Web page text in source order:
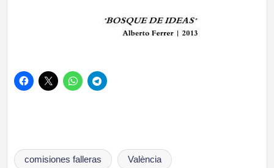
Etiquetas:
comisiones falleras València